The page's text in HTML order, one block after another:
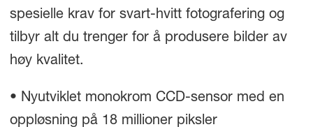
spesielle krav for svart-hvitt fotografering og
tilbyr alt du trenger for å produsere bilder av
høy kvalitet.
• Nyutviklet monokrom CCD-sensor med en
oppløsning på 18 millioner piksler